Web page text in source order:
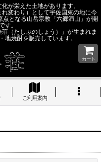
が栄えた土地があります。
変わり）として宇佐国東の地に今
となる山岳宗教「六郷満山」が開
す。
（たしぶのしょう）」が生まれま
地焼酎を販売しています。
カート
ご利用案内